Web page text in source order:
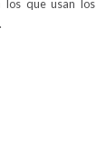
los que usan los